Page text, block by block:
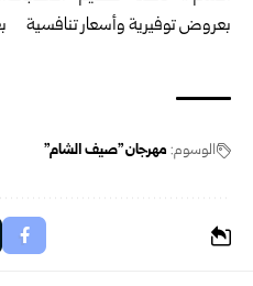
الوسوم: مهرجان "صيف الشام"